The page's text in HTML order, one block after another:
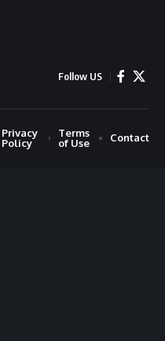
Follow US
Privacy
Policy
Terms
of Use
Contact